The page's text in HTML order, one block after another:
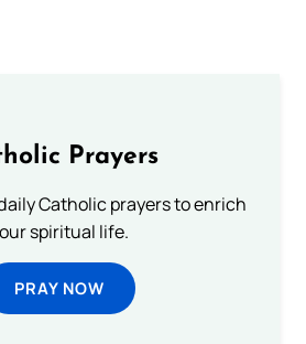
Prayers
Catholic prayers to enrich
spiritual life.
PRAY NOW